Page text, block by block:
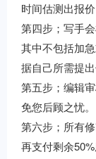
时间估测出报
第四步；写手
其中不包括加
据自己所需提
第五步；编辑
免您后顾之忧。
第六步；所有
再支付剩余50%